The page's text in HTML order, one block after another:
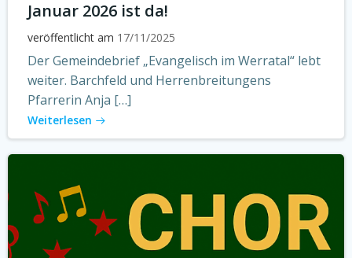
Januar 2026 ist da!
veröffentlicht am 17/11/2025
Der Gemeindebrief „Evangelisch im Werratal“ lebt
weiter. Barchfeld und Herrenbreitungens
Pfarrerin Anja […]
Weiterlesen